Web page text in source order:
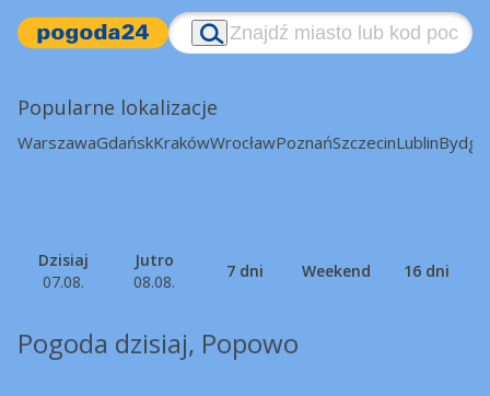
Popularne lokalizacje
WarszawaGdańskKrakówWrocławPoznańSzczecinLublin
Dzisiaj
07.08.
Jutro
08.08.
7 dni Weekend 16 dni
Pogoda dzisiaj, Popowo